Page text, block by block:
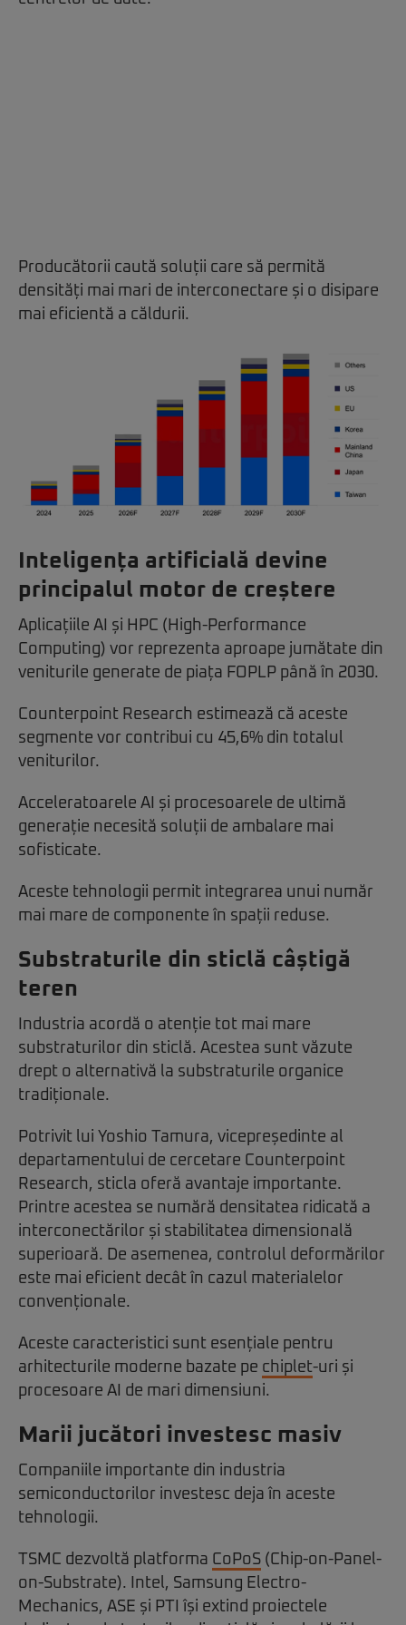
Producătorii caută soluții care să permită
densități mai mari de interconectare și o disipare
mai eficientă a căldurii.
Inteligența artificială devine
principalul motor de creștere
Aplicațiile AI și HPC (High-Performance
Computing) vor reprezenta aproape jumătate din
veniturile generate de piața FOPLP până în 2030.
Counterpoint Research estimează că aceste
segmente vor contribui cu 45,6% din totalul
veniturilor.
Acceleratoarele AI și procesoarele de ultimă
generație necesită soluții de ambalare mai
sofisticate.
Aceste tehnologii permit integrarea unui număr
mai mare de componente în spații reduse.
Substraturile din sticlă câștigă
teren
Industria acordă o atenție tot mai mare
substraturilor din sticlă. Acestea sunt văzute
drept o alternativă la substraturile organice
tradiționale.
Potrivit lui Yoshio Tamura, vicepreședinte al
departamentului de cercetare Counterpoint
Research, sticla oferă avantaje importante.
Printre acestea se numără densitatea ridicată a
interconectărilor și stabilitatea dimensională
superioară. De asemenea, controlul deformărilor
este mai eficient decât în cazul materialelor
convenționale.
Aceste caracteristici sunt esențiale pentru
arhitecturile moderne bazate pe chiplet-uri și
procesoare AI de mari dimensiuni.
Marii jucători investesc masiv
Companiile importante din industria
semiconductorilor investesc deja în aceste
tehnologii.
TSMC dezvoltă platforma CoPoS (Chip-on-Panel-
on-Substrate). Intel, Samsung Electro-
Mechanics, ASE și PTI își extind proiectele